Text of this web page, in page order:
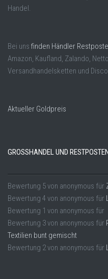
Handel.
Bei uns finden Händler
Amazon, Kaufland, Zalando,
Versandhandelsketten und
Aktueller Goldpreis
GROSSHANDEL UND RESTPOSTEN
Bewertung 5von anonymous für
Bewertung 4 von anonymous für
Bewertung 1 von anonymous für
Bewertung 3von anonymous für
Textilien bunt gemischt
Bewertung 2von anonymous für